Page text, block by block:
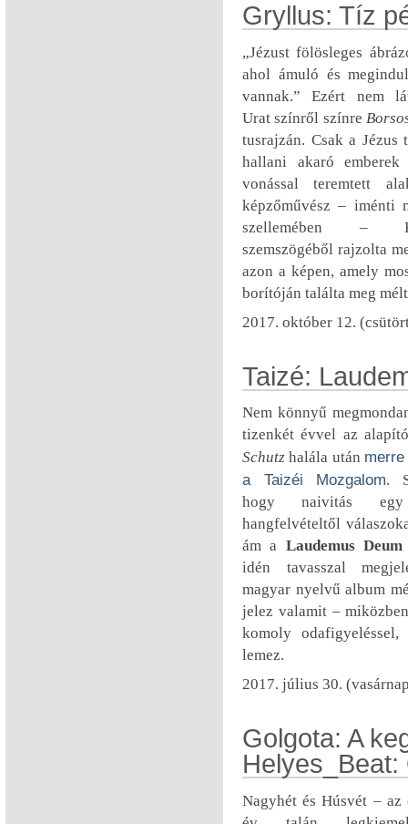
Gryllus: Tíz
„Jézust fölösleges
ahol ámuló és
vannak.” Ezért nem
Urat színről színre
tusrajzán. Csak a Jézus
hallani akaró emberek
vonással teremtett
képzőművész – iménti
szellemében –
szemszögéből rajzolta
azon a képen, amely
borítóján találta meg
2017. október 12.
Taizé:
Nem könnyű
tizenkét évvel az
Schutz halála után
a Taizéi Mozgalom.
hogy naivitás
hangfelvételtől
ám a Laudemus Deum
idén tavasszal
magyar nyelvű album
jelez valamit –
komoly
lemez.
2017. július 30.
Golgota: A
Nagyhét és Húsvét – az